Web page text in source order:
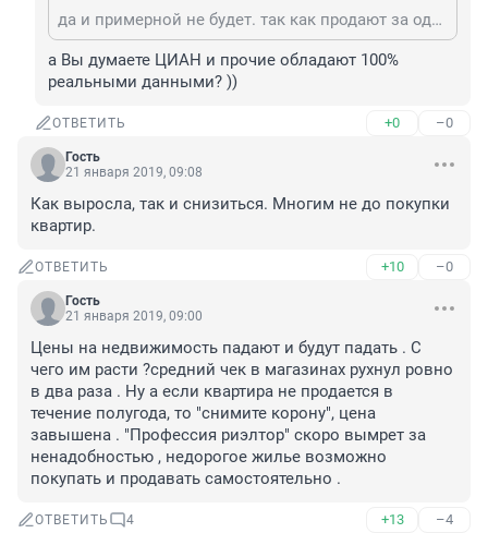
да и примерной не будет. так как продают за одну цену а за какую фактически продали никто не узнает. Квартиры как за 7 лямов так и за 2 уходят, это кому что надо и смотря какой кошелек
а Вы думаете ЦИАН и прочие обладают 100%
реальными данными? ))
ОТВЕТИТЬ +0 –0
Гость
21 января 2019, 09:08
Как выросла, так и снизиться. Многим не до покупки
квартир.
ОТВЕТИТЬ +10 –0
Гость
21 января 2019, 09:00
Цены на недвижимость падают и будут падать . С
чего им расти ?средний чек в магазинах рухнул ровно
в два раза . Ну а если квартира не продается в
течение полугода, то "снимите корону", цена
завышена . "Профессия риэлтор" скоро вымрет за
ненадобностью , недорогое жилье возможно
покупать и продавать самостоятельно .
ОТВЕТИТЬ 4 +13 –4